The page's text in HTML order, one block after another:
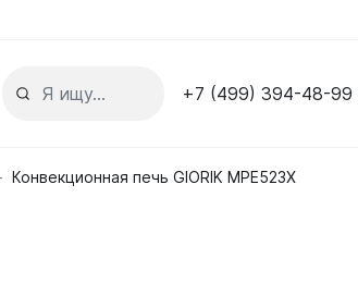
+7 (499) 394-48-99
Конвекционная печь GIORIK MPE523X